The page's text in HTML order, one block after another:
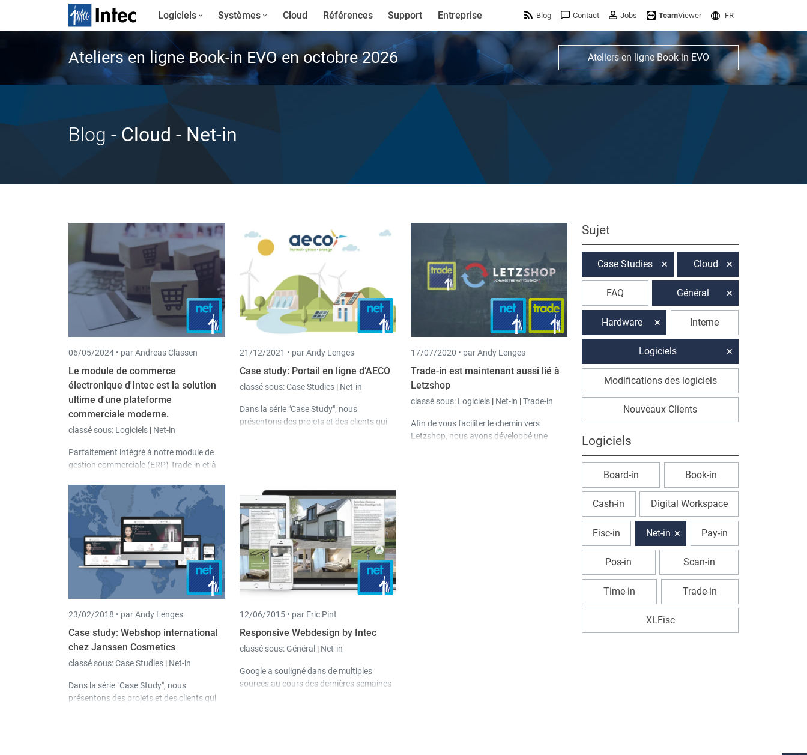
Logiciels Systèmes Cloud Références Support Entreprise Blog Contact Jobs TeamViewer FR
Ateliers en ligne Book-in EVO en octobre 2026 Ateliers en ligne Book-in EVO
Blog - Cloud - Net-in
06/05/2024 • par Andreas Classen
Le module de commerce
électronique d'Intec est la solution
ultime d'une plateforme
commerciale moderne.
classé sous: Logiciels | Net-in
Parfaitement intégré à notre module de
gestion commerciale (ERP) Trade-in et à
module de commerce électronique répond
à toutes les exigences d'une plateforme
commerciale moderne, dans laquelle les
articles, les clients et les commandes
peuvent être gérés sans effort et où
toutes les données sont synchronisées
presque en temps réel.
21/12/2021 • par Andy Lenges
Case study: Portail en ligne d’AECO
classé sous:Case Studies | Net-in
Dans la série "Case Study", nous
présentons des projets et des clients qui
17/07/2020 • par Andy Lenges
Trade-in est maintenant aussi lié à
Letzshop
classé sous: Logiciels | Net-in |Trade-in
Afin de vous faciliter le chemin vers
Letzshop, nous avons développé une
23/02/2018 • par Andy Lenges
Case study: Webshop international
chez Janssen Cosmetics
classé sous:Case Studies | Net-in
Dans la série "Case Study", nous
présentons des projets et des clients qui
12/06/2015 • par Eric Pint
Responsive Webdesign by Intec
classé sous:Général | Net-in
Google a souligné dans de multiples
sources au cours des dernières semaines
Sujet
Case Studies Cloud
FAQ Général
Hardware Interne
Logiciels
Modifications des logiciels
Nouveaux Clients
Logiciels
Board-in Book-in
Cash-in Digital Workspace
Fisc-in Net-in Pay-in
Pos-in Scan-in
Time-in Trade-in
XLFisc